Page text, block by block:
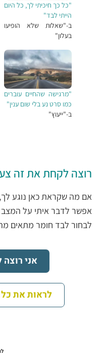
"כל כך חיכיתי לך, כל היום
הייתי לבד"
ב-"שאלות שלא הופיעו
בעלון"
"מרגישה שהחיים עוברים
כמו סרט נע בלי שום ענין"
ב-"ייעוץ"
רוצה לקחת את זה
אם מה שקראת כאן נוגע
אפשר לדבר איתי על
לבחור לבד חומר מתאים
אני רוצה
לראות את כל